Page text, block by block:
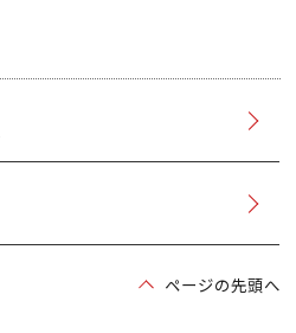
ページの先頭へ